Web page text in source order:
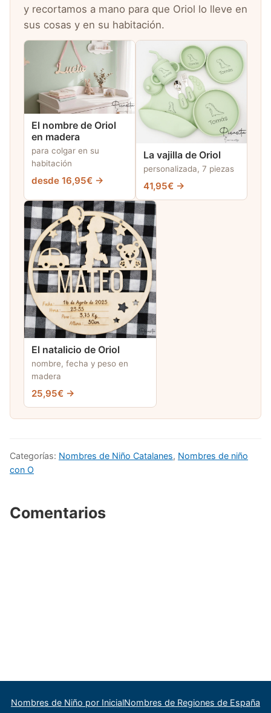
y recortamos a mano para que Oriol lo lleve en
sus cosas y en su habitación.
El nombre de Oriol
en madera
para colgar en su
habitación
desde 16,95€ →
La vajilla de Oriol
personalizada, 7 piezas
41,95€ →
El natalicio de Oriol
nombre, fecha y peso en
madera
25,95€ →
Categorías: Nombres de Niño Catalanes, Nombres de niño
con O
Comentarios
Nombres de Niño por InicialNombres de Regiones de España